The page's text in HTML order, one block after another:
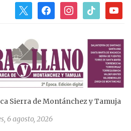
facebookinstagram
tiktok
Sierra de Montánchez y Tamuja
6 agosto, 2026